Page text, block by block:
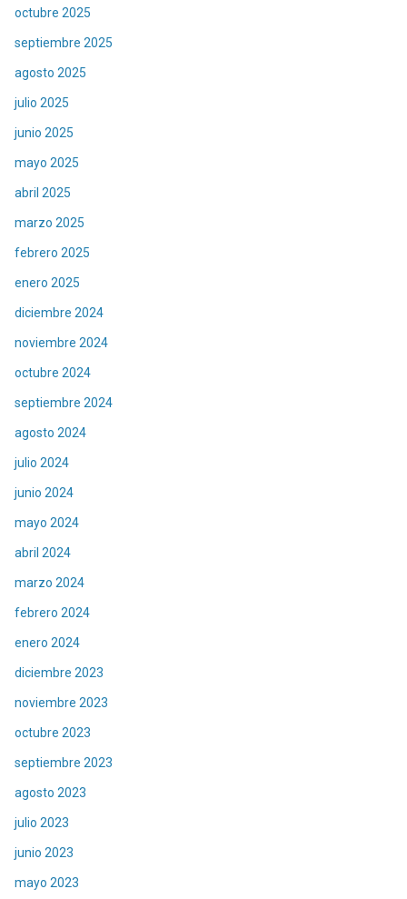
octubre 2025
septiembre 2025
agosto 2025
julio 2025
junio 2025
mayo 2025
abril 2025
marzo 2025
febrero 2025
enero 2025
diciembre 2024
noviembre 2024
octubre 2024
septiembre 2024
agosto 2024
julio 2024
junio 2024
mayo 2024
abril 2024
marzo 2024
febrero 2024
enero 2024
diciembre 2023
noviembre 2023
octubre 2023
septiembre 2023
agosto 2023
julio 2023
junio 2023
mayo 2023